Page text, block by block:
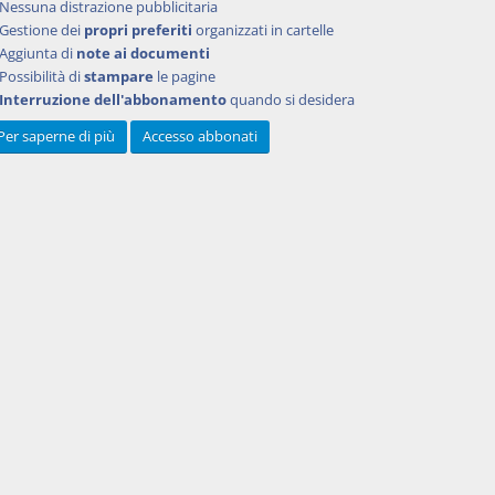
Nessuna distrazione pubblicitaria
Gestione dei propri preferiti organizzati in cartelle
Aggiunta di note ai documenti
Possibilità distampare le pagine
Interruzione dell'abbonamentoquando si desidera
saperne di più
Accesso abbonati